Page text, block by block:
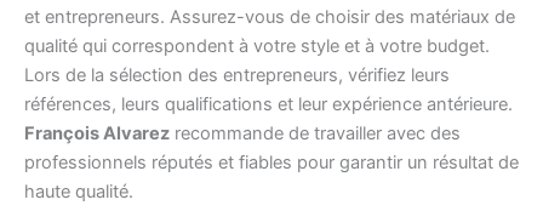
et entrepreneurs. Assurez-vous de choisir des matériaux de
qualité qui correspondent à votre style et à votre budget.
Lors de la sélection des entrepreneurs, vérifiez leurs
références, leurs qualifications et leur expérience antérieure.
François Alvarez recommande de travailler avec des
professionnels réputés et fiables pour garantir un résultat de
haute qualité.